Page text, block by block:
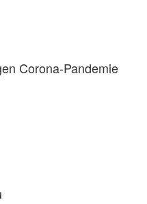
Corona-Pandemie